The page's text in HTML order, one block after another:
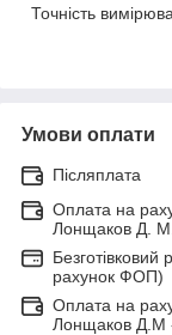
Точність
Умови оплати
Післяплата
Оплата на
Лонщаков Д.
рахунок ФОП)
Оплата на
Лонщаков Д.М